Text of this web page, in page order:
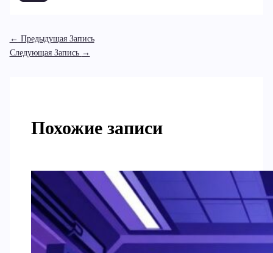
← Предыдущая Запись
Следующая Запись →
Похожие записи